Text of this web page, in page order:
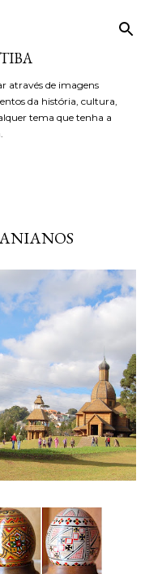
através de imagens
da história, cultura,
tema que tenha a